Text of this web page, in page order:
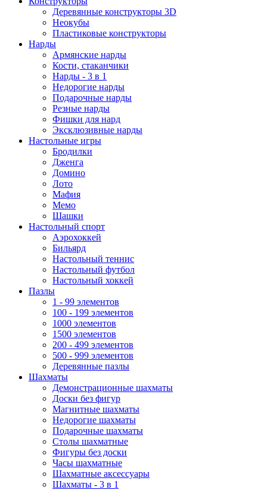
Деревянные конструкторы 3D
Неокубы
Пластиковые конструкторы
Нарды
Армянские нарды
Кости, стаканчики
Нарды - 3 в 1
Недорогие нарды
Подарочные нарды
Резные нарды
Фишки для нард
Эксклюзивные нарды
Настольные игры
Бродилки
Дженга
Домино
Лото
Мафия
Мемо
Шашки
Настольный спорт
Аэрохоккей
Бильярд
Настольный теннис
Настольный футбол
Настольный хоккей
Пазлы
1 - 99 элементов
100 - 199 элементов
1000 элементов
1500 элементов
200 - 499 элементов
500 - 999 элементов
Деревянные пазлы
Шахматы
Демонстрационные шахматы
Доски без фигур
Магнитные шахматы
Недорогие шахматы
Подарочные шахматы
Столы шахматные
Фигуры без доски
Часы шахматные
Шахматные аксессуары
Шахматы - 3 в 1